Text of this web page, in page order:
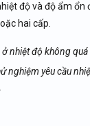
độ và độ ẩm
hai cấp.
nhiệt độ không quá
nghiệm yêu cầu